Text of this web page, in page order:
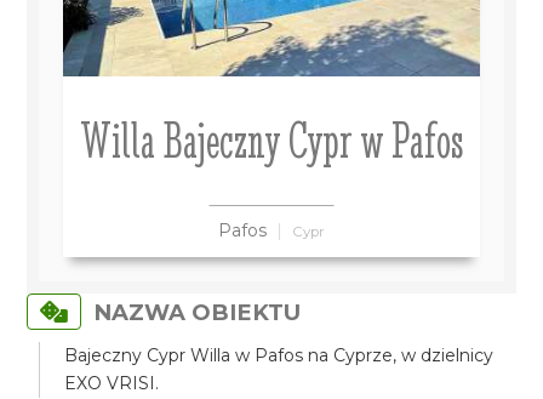
Willa Bajeczny Cypr w Pafos
Pafos Cypr
NAZWA OBIEKTU
Bajeczny Cypr Willa w Pafos na Cyprze, w dzielnicy
EXO VRISI.